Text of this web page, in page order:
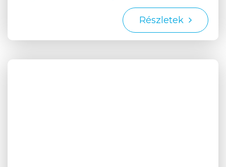
Részletek